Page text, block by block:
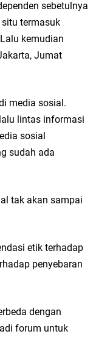
Program
Tahun Baru Islam
Doa dan Harapan di
Pesan Hijrah Drs. H.
Wetan: Serap
sebetulnya
termasuk
kemudian
Jumat
media sosial.
lintas informasi
sosial
sudah ada
tak akan sampai
etik terhadap
penyebaran
dengan
forum untuk